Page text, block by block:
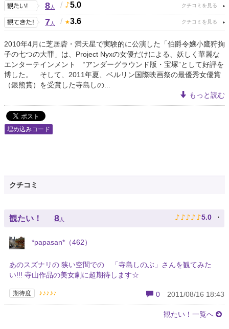
8人 / 5.0
7人 / 3.6
2010年4月に芝居砦・満天星で実験的に公演した「伯爵令嬢小鷹狩掬
子の七つの大罪」は、Project Nyxの女優だけによる、妖しく華麗な
エンターテインメント “アンダーグラウンド版・宝塚”として好評を
博した。 そして、2011年夏、ベルリン国際映画祭の最優秀女優賞
（銀熊賞）を受賞した寺島しの...
もっと読む
埋め込みコード
クチコミ
観たい！ 8人 ♪ ♪ ♪ ♪ ♪ 5.0
*papasan*（462）
あのスズナリの 狭い空間での 「寺島しのぶ」さんを観てみた
い!!! 寺山作品の美女劇に超期待します☆
期待度 ♪♪♪♪♪ 0 2011/08/16 18:43
観たい！一覧へ